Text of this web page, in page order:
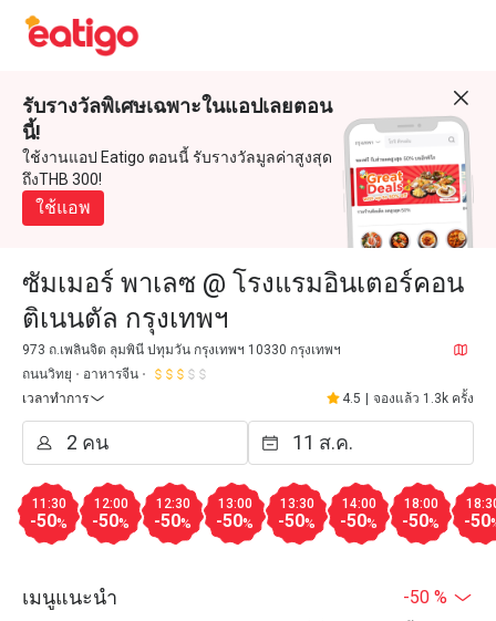
รับรางวัลพิเศษเฉพาะในแอปเลยตอน
นี้!
ใช้งานแอป Eatigo ตอนนี้ รับรางวัลมูลค่าสูงสุด
ถึงTHB 300!
ใช้แอพ
ซัมเมอร์ พาเลซ @ โรงแรมอินเตอร์คอน
ติเนนตัล กรุงเทพฯ
973 ถ.เพลินจิต ลุมพินี ปทุมวัน กรุงเทพฯ 10330 กรุงเทพฯ
ถนนวิทยุ
อาหารจีน
เวลาทำการ
4.5 จองแล้ว 1.3k ครั้ง
11:30
-50%
12:00
-50%
12:30
-50%
13:00
-50%
13:30
-50%
14:00
-50%
18:00
-50% -50
เมนูแนะนำ -50 %